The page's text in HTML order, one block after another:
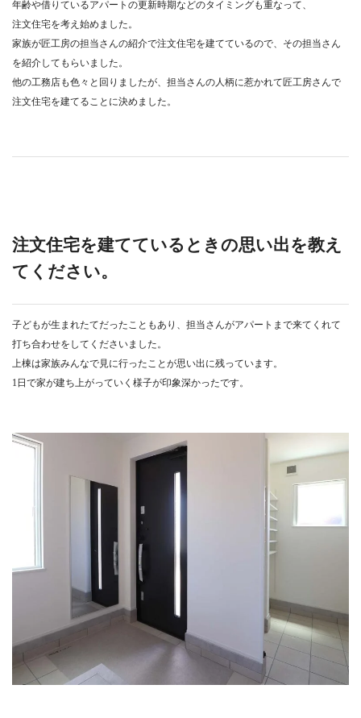
年齢や借りているアパートの更新時期などのタイミングも重なって、
注文住宅を考え始めました。
家族が匠工房の担当さんの紹介で注文住宅を建てているので、その担当さん
を紹介してもらいました。
他の工務店も色々と回りましたが、担当さんの人柄に惹かれて匠工房さんで
注文住宅を建てることに決めました。
注文住宅を建てているときの思い出を教え
てください。
子どもが生まれたてだったこともあり、担当さんがアパートまで来てくれて
打ち合わせをしてくださいました。
上棟は家族みんなで見に行ったことが思い出に残っています。
1日で家が建ち上がっていく様子が印象深かったです。